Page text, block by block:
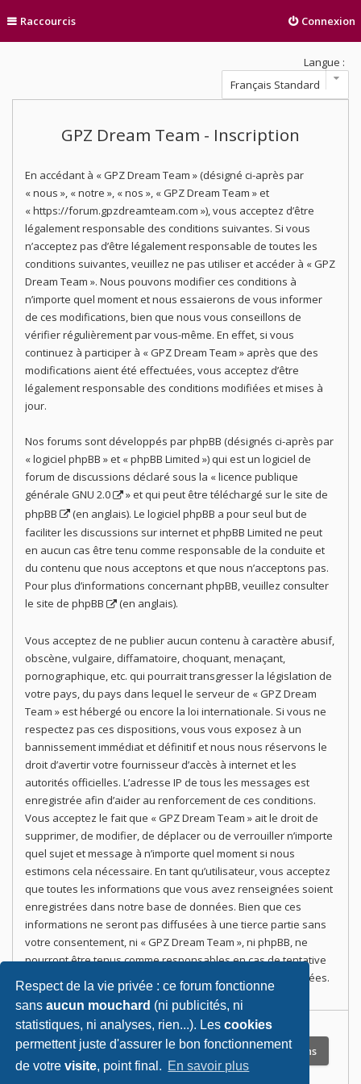
Respect de la vie privée : ce forum fonctionne
sansaucun mouchard (ni publicités, ni
statistiques, ni analyses, rien...). Lescookies
permettent juste d'assurer le bon fonctionnement
de votrevisite, point final. En savoir plus
Raccourcis Connexion
Langue :
GPZ Dream Team - Inscription
En accédant à « GPZ Dream Team » (désigné ci-après par
« nous », « notre », « nos », « GPZ Dream Team » et
« https://forum.gpzdreamteam.com »), vous acceptez d’être
légalement responsable des conditions suivantes. Si vous
n’acceptez pas d’être légalement responsable de toutes les
conditions suivantes, veuillez ne pas utiliser et accéder à « GPZ
Dream Team ». Nous pouvons modifier ces conditions à
n’importe quel moment et nous essaierons de vous informer
de ces modifications, bien que nous vous conseillons de
vérifier régulièrement par vous-même. En effet, si vous
continuez à participer à « GPZ Dream Team » après que des
modifications aient été effectuées, vous acceptez d’être
légalement responsable des conditions modifiées et mises à
jour.
Nos forums sont développés par phpBB (désignés ci-après par
« logiciel phpBB » et « phpBB Limited ») qui est un logiciel de
forum de discussions déclaré sous la «licence publique
générale GNU 2.0
» et qui peut être téléchargé surle site de
phpBB
(en anglais). Le logiciel phpBB a pour seul but de
faciliter les discussions sur internet et phpBB Limited ne peut
en aucun cas être tenu comme responsable de la conduite et
du contenu que nous acceptons et que nous n’acceptons pas.
Pour plus d’informations concernant phpBB, veuillez consulter
le site de phpBB
(en anglais).
Vous acceptez de ne publier aucun contenu à caractère abusif,
obscène, vulgaire, diffamatoire, choquant, menaçant,
pornographique, etc. qui pourrait transgresser la législation de
votre pays, du pays dans lequel le serveur de « GPZ Dream
Team » est hébergé ou encore la loi internationale. Si vous ne
respectez pas ces dispositions, vous vous exposez à un
bannissement immédiat et définitif et nous nous réservons le
droit d’avertir votre fournisseur d’accès à internet et les
autorités officielles. L’adresse IP de tous les messages est
enregistrée afin d’aider au renforcement de ces conditions.
Vous acceptez le fait que « GPZ Dream Team » ait le droit de
supprimer, de modifier, de déplacer ou de verrouiller n’importe
quel sujet et message à n’importe quel moment si nous
estimons cela nécessaire. En tant qu’utilisateur, vous acceptez
que toutes les informations que vous avez renseignées soient
enregistrées dans notre base de données. Bien que ces
informations ne seront pas diffusées à une tierce partie sans
votre consentement, ni « GPZ Dream Team », ni phpBB, ne
pourront être tenus comme responsables en cas de tentative
de piratage informatique visant à compromettre vos données.